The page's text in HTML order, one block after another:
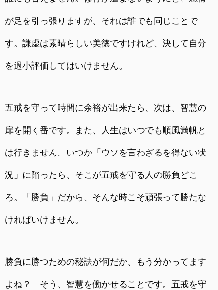
が足を引っ張りますが、それは誰でも同じことで
す。謙虚は素晴らしい美徳ですけれど、決して自分
を過小評価してはいけません。
五戒を守って時間に余裕が出来たら、次は、智慧の
扉を開く番です。また、人生はいつでも順風満帆と
は行きません。いつか「ウソを言わざるを得ない状
況」に陥ったら、そこが五戒を守る人の勝負どこ
ろ。「勝負」だから、そんな時こそ頑張って勝たな
ければいけません。
勝負に勝つための秘訣が何だか、もう分かってます
よね？ そう、智慧を働かせることです。五戒を守